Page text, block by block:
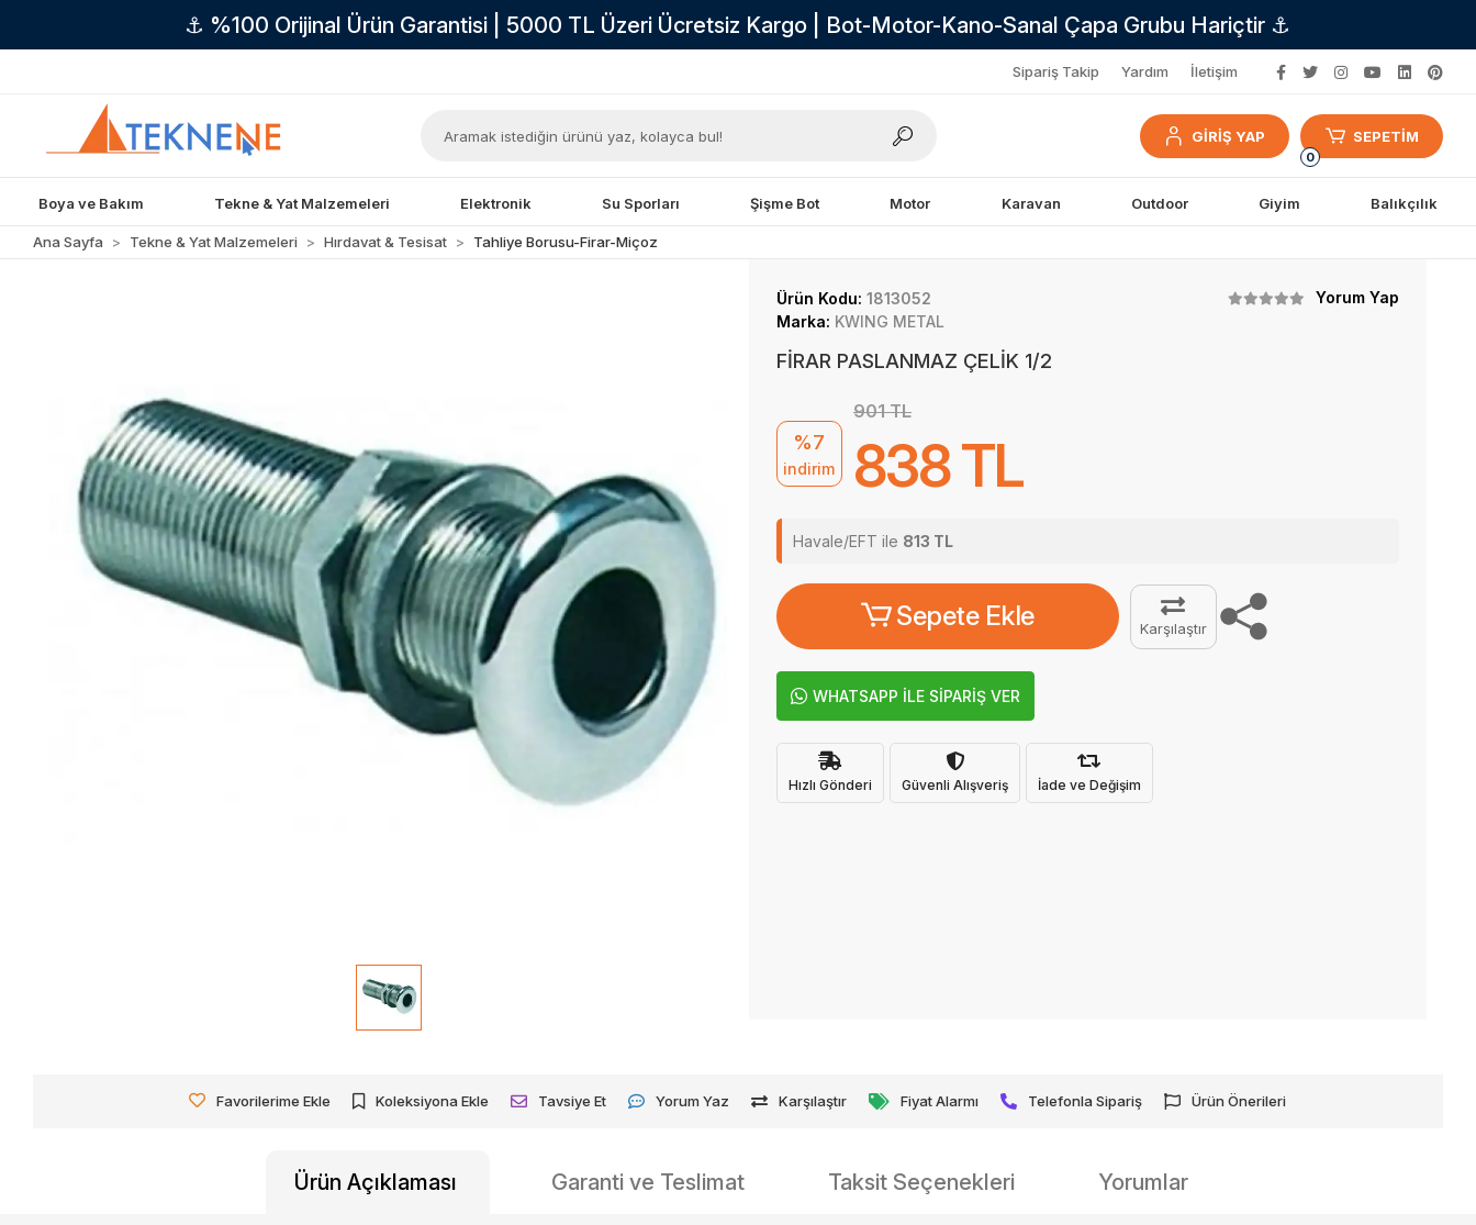
⚓ %100 Orijinal Ürün Garantisi | 5000 TL Üzeri Ücretsiz Kargo | Bot-Motor-Kano-Sanal Çapa Grubu Hariçtir ⚓
Sipariş Takip Yardım İletişim
GİRİŞ YAP
0
SEPETİM
Boya ve Bakım Tekne & Yat Malzemeleri Elektronik Su Sporları Şişme Bot Motor Karavan Outdoor Giyim Balıkçılık
Ana Sayfa Tekne & Yat Malzemeleri Hırdavat & Tesisat Tahliye Borusu-Firar-Miçoz
Ürün Kodu: 1813052
Yorum Yap
Marka: KWING METAL
FİRAR PASLANMAZ ÇELİK 1/2
%7
indirim
901 TL
838 TL
Havale/EFT ile 813 TL
Sepete Ekle Karşılaştır
WHATSAPP İLE SİPARİŞ VER
Hızlı Gönderi Güvenli Alışveriş İade ve Değişim
Favorilerime Ekle Koleksiyona Ekle Tavsiye Et Yorum Yaz Karşılaştır Fiyat Alarmı Telefonla Sipariş Ürün Önerileri
Ürün Açıklaması Garanti ve Teslimat Taksit Seçenekleri Yorumlar